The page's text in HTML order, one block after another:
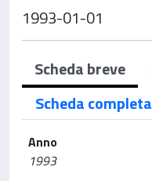
1993-01-01
Scheda breve
Scheda
Anno
1993